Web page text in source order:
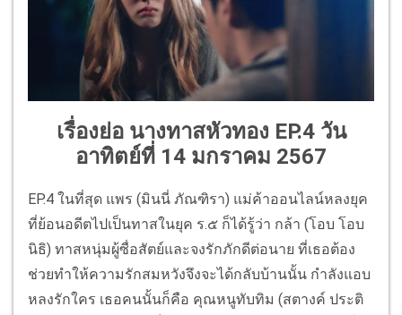
เรื่องย่อ นางทาสหัวทอง EP.4 วัน
อาทิตย์ที่ 14 มกราคม 2567
EP.4 ในที่สุด แพร (มินนี่ ภัณฑิรา) แม่ค้าออนไลน์หลงยุค
ที่ย้อนอดีตไปเป็นทาสในยุค ร.๕ ก็ได้รู้ว่า กล้า (โอบ โอบ
นิธิ) ทาสหนุ่มผู้ซื่อสัตย์และจงรักภักดีต่อนาย ที่เธอต้อง
ช่วยทำให้ความรักสมหวังจึงจะได้กลับบ้านนั้น กำลังแอบ
หลงรักใคร เธอคนนั้นก็คือ คุณหนูทับทิม (สตางค์ ประติ